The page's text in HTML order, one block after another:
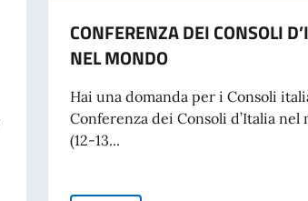
CONFERENZA DEI CONSOLI
NEL MONDO
Hai una domanda per i Consoli
Conferenza dei Consoli d’Italia nel
(12-13...